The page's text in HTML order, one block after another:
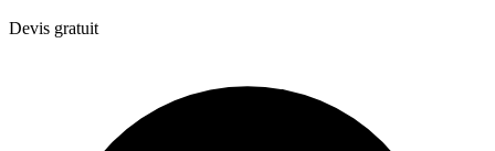
Devis gratuit